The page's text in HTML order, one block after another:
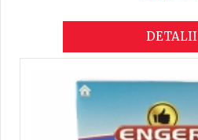
DETALII